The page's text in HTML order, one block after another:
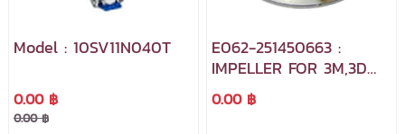
Model : 10SV11N040T
0.00 ฿
0.00 ฿
E062-251450663 :
IMPELLER FOR 3M,3D
50-200/11
0.00 ฿